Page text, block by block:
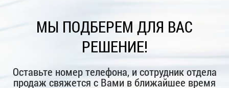
МЫ ПОДБЕРЕМ ДЛЯ ВАС
РЕШЕНИЕ!
Оставьте номер телефона, и сотрудник отдела
продаж свяжется с Вами в ближайшее время